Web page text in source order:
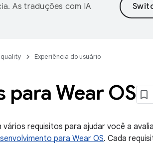
As traduções com IA
quality Experiência do usuário
para Wear OS
requisitos para ajudar você a
para Wear OS. Cada